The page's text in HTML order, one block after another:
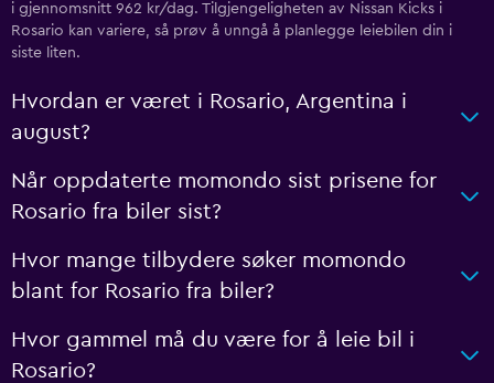
i gjennomsnitt 962 kr/dag. Tilgjengeligheten av Nissan Kicks i
Rosario kan variere, så prøv å unngå å planlegge leiebilen din i
siste liten.
Hvordan er været i Rosario, Argentina i
august?
Når oppdaterte momondo sist prisene for
Rosario fra biler sist?
Hvor mange tilbydere søker momondo
blant for Rosario fra biler?
Hvor gammel må du være for å leie bil i
Rosario?